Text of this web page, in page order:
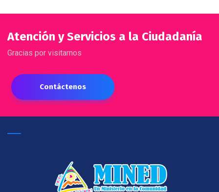
Atención y Servicios a la Ciudadanía
Gracias por visitarnos
Contáctenos